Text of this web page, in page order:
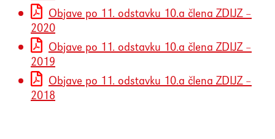
Objave po 11. odstavku 10.a člena ZDIJZ –
2020
Objave po 11. odstavku 10.a člena ZDIJZ –
2019
Objave po 11. odstavku 10.a člena ZDIJZ –
2018